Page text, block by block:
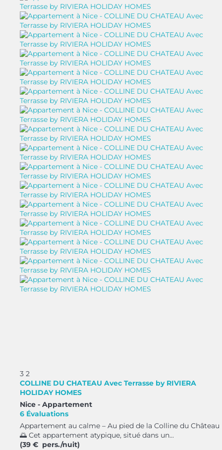
3 2
COLLINE DU CHATEAU Avec Terrasse by RIVIERA
HOLIDAY HOMES
Nice - Appartement
6 Évaluations
Appartement au calme – Au pied de la Colline du Château
🌅 Cet appartement atypique, situé dans un...
(39 € pers./nuit)